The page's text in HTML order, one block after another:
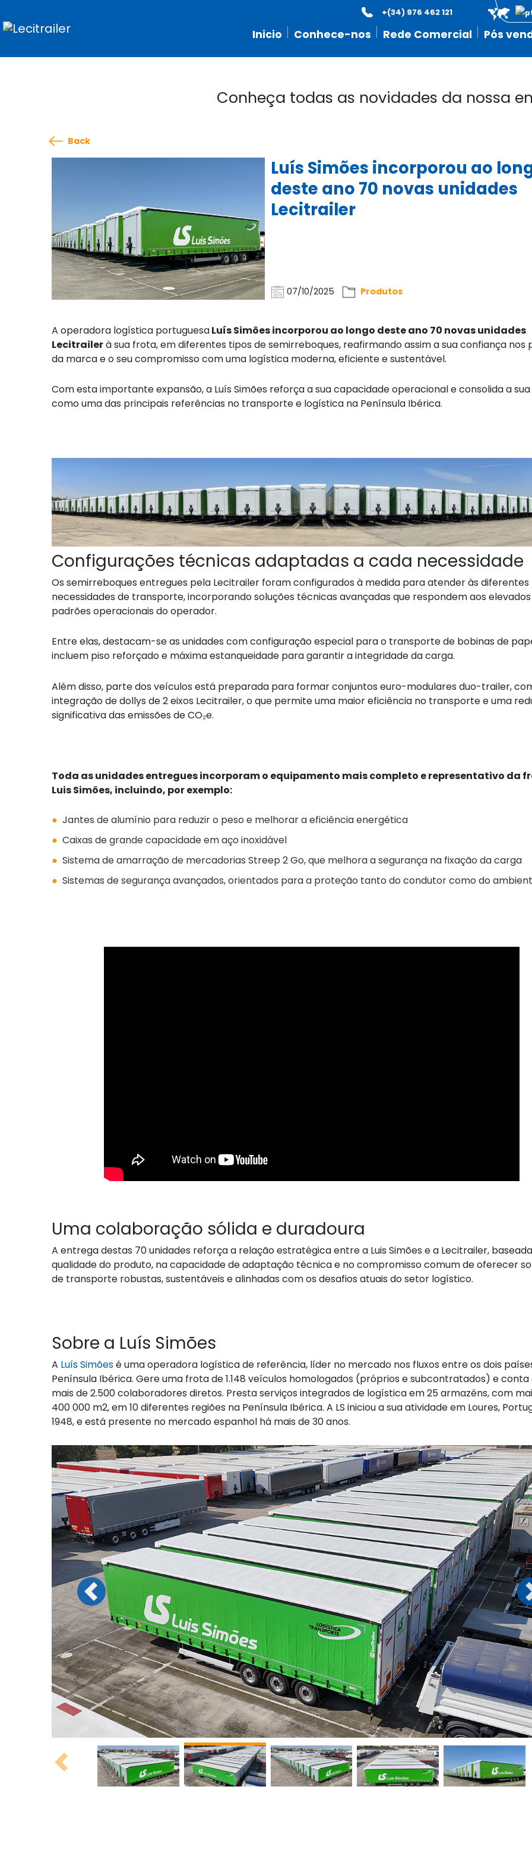
Inicio Conhece-nos Rede Comercial Pós
+(34) 976 462 121
Conheça todas as novidades da nossa
Back
Luís Simões incorporou ao
deste ano 70 novas unidades
Lecitrailer
07/10/2025 Produtos
A operadora logística portuguesaLuís Simões incorporou ao longo deste ano 70 novas unidades
Lecitrailerà sua frota, em diferentes tipos de semirreboques, reafirmando assim a sua confiança nos
da marca e o seu compromisso com uma logística moderna, eficiente e sustentável.
Com esta importante expansão, a Luís Simões reforça a sua capacidade operacional e consolida a
como uma das principais referências no transporte e logística na Península Ibérica.
Configurações técnicas adaptadas a cada necessidade
Os semirreboques entregues pela Lecitrailer foram configurados à medida para atender às diferentes
necessidades de transporte, incorporando soluções técnicas avançadas que respondem aos elevados
padrões operacionais do operador.
Entre elas, destacam-se as unidades com configuração especial para o transporte de bobinas de
incluem piso reforçado e máxima estanqueidade para garantir a integridade da carga.
Além disso, parte dos veículos está preparada para formar conjuntos euro-modulares duo-trailer,
integração de dollys de 2 eixos Lecitrailer, o que permite uma maior eficiência no transporte e uma
significativa das emissões de CO₂e.
Toda as unidades entregues incorporam o equipamento mais completo e representativo da
Luis Simões, incluindo, por exemplo:
● Jantes de alumínio para reduzir o peso e melhorar a eficiência energética
● Caixas de grande capacidade em aço inoxidável
● Sistema de amarração de mercadorias Streep 2 Go, que melhora a segurança na fixação da carga
● Sistemas de segurança avançados, orientados para a proteção tanto do condutor como do
Uma colaboração sólida e duradoura
A entrega destas 70 unidades reforça a relação estratégica entre a Luis Simões e a Lecitrailer,
qualidade do produto, na capacidade de adaptação técnica e no compromisso comum de oferecer
de transporte robustas, sustentáveis e alinhadas com os desafios atuais do setor logístico.
Sobre a Luís Simões
A Luís Simõesé uma operadora logística de referência, líder no mercado nos fluxos entre os dois
Península Ibérica. Gere uma frota de 1.148 veículos homologados (próprios e subcontratados) e
mais de 2.500 colaboradores diretos. Presta serviços integrados de logística em 25 armazéns, com
400 000 m2, em 10 diferentes regiões na Península Ibérica. A LS iniciou a sua atividade em Loures,
1948, e está presente no mercado espanhol há mais de 30 anos.
Previous
Previous